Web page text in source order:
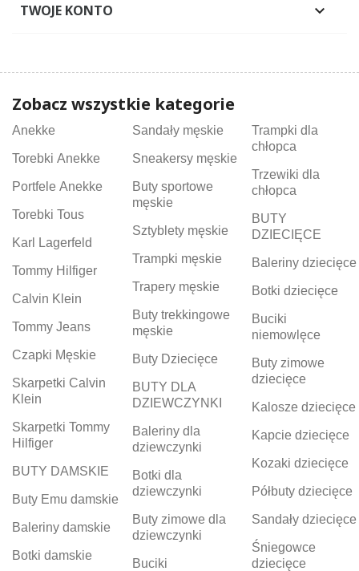
TWOJE KONTO 
Zobacz wszystkie kategorie
Anekke
Torebki Anekke
Portfele Anekke
Torebki Tous
Karl Lagerfeld
Tommy Hilfiger
Calvin Klein
Tommy Jeans
Czapki Męskie
Skarpetki Calvin
Klein
Skarpetki Tommy
Hilfiger
BUTY DAMSKIE
Buty Emu damskie
Baleriny damskie
Botki damskie
Sandały męskie
Sneakersy męskie
Buty sportowe
męskie
Sztyblety męskie
Trampki męskie
Trapery męskie
Buty trekkingowe
męskie
Buty Dziecięce
BUTY DLA
DZIEWCZYNKI
Baleriny dla
dziewczynki
Botki dla
dziewczynki
Buty zimowe dla
dziewczynki
Buciki
Trampki dla
chłopca
Trzewiki dla
chłopca
BUTY
DZIECIĘCE
Baleriny dziecięce
Botki dziecięce
Buciki
niemowlęce
Buty zimowe
dziecięce
Kalosze dziecięce
Kapcie dziecięce
Kozaki dziecięce
Półbuty dziecięce
Sandały dziecięce
Śniegowce
dziecięce